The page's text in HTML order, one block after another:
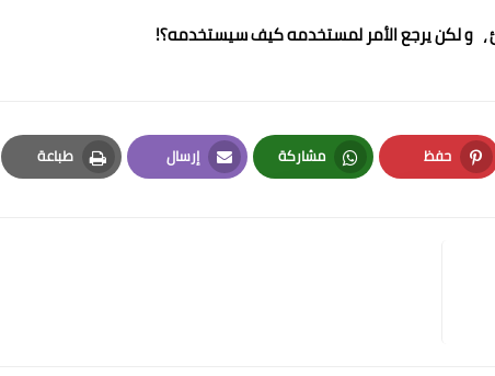
و لكن يرجع الأمر لمستخدمه كيف سيستخدمه؟!
حفظ
Pinterest
مشاركة
Whatsapp
إرسال
Email
طباعة
Print